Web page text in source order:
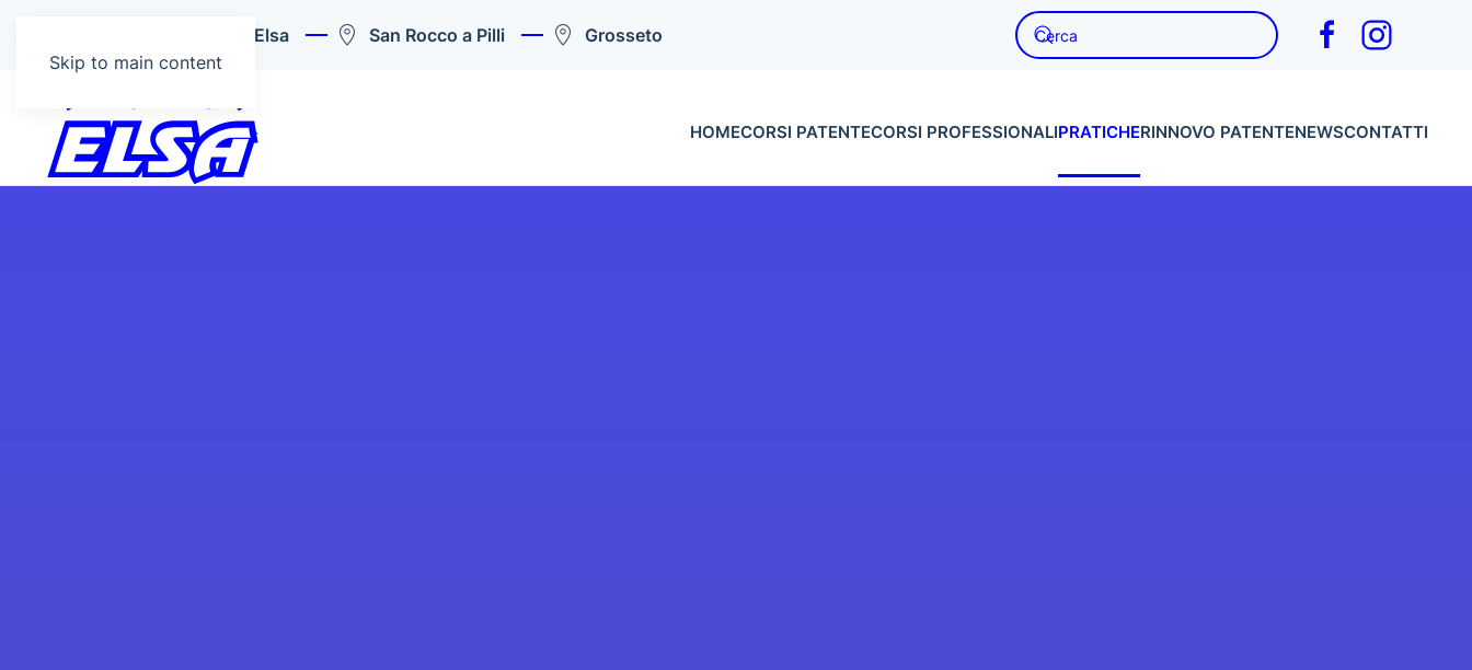
Skip to main content
Colle di Val d’Elsa San Rocco a Pilli Grosseto
HOMECORSI PATENTECORSI PROFESSIONALIPRATICHERINNOVO PATENTENEWSCONTATTI